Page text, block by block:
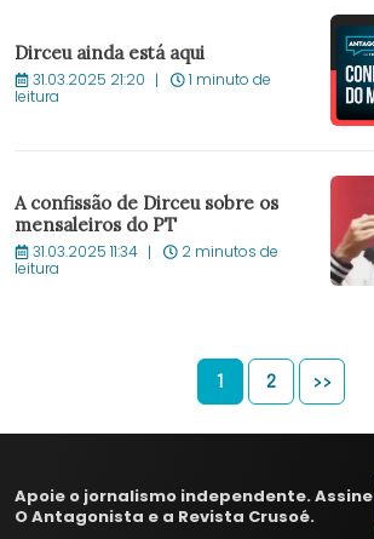
Dirceu ainda está aqui
31.03.2025 21:20 1 minuto de
leitura
A confissão de Dirceu sobre os
mensaleiros do PT
31.03.2025 11:34 2 minutos de
leitura
1 2 >>
Apoie o jornalismo independente. Assine
O Antagonista e a Revista Crusoé.